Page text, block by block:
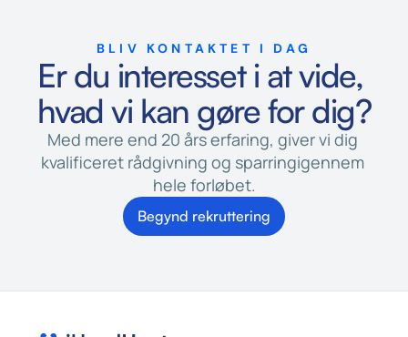
BLIV KONTAKTET I DAG
Er du interesset i at vide,
hvad vi kan gøre for dig?
Med mere end 20 års erfaring, giver vi dig
kvalificeret rådgivning og sparringigennem
hele forløbet.
Begynd rekruttering